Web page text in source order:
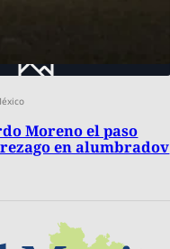
Moreno el paso
en alumbradov